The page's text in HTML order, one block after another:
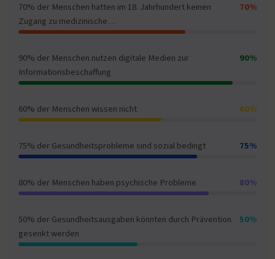
70% der Menschen hatten im 18. Jahrhundert keinen
Zugang zu medizinische…
70%
90% der Menschen nutzen digitale Medien zur
Informationsbeschaffung
90%
60% der Menschen wissen nicht 60%
75% der Gesundheitsprobleme sind sozial bedingt 75%
80% der Menschen haben psychische Probleme 80%
50% der Gesundheitsausgaben könnten durch Prävention
gesenkt werden
50%